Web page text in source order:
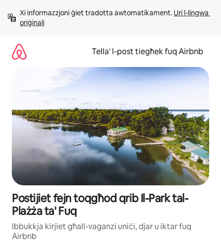
għall-
kontenut
Xi informazzjoni ġiet tradotta awtomatikament. Uri l-lingwa
oriġinali
Tella' l-post tiegħek fuq Airbnb
Postijiet fejn toqgħod qrib Il-Park tal-
Plażża ta' Fuq
Ibbukkja kirjiet għall-vaganzi uniċi, djar u iktar fuq
Airbnb